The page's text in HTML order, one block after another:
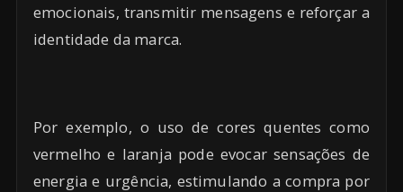
emocionais, transmitir mensagens e reforçar a
identidade da marca.
Por exemplo, o uso de cores quentes como
vermelho e laranja pode evocar sensações de
energia e urgência, estimulando a compra por